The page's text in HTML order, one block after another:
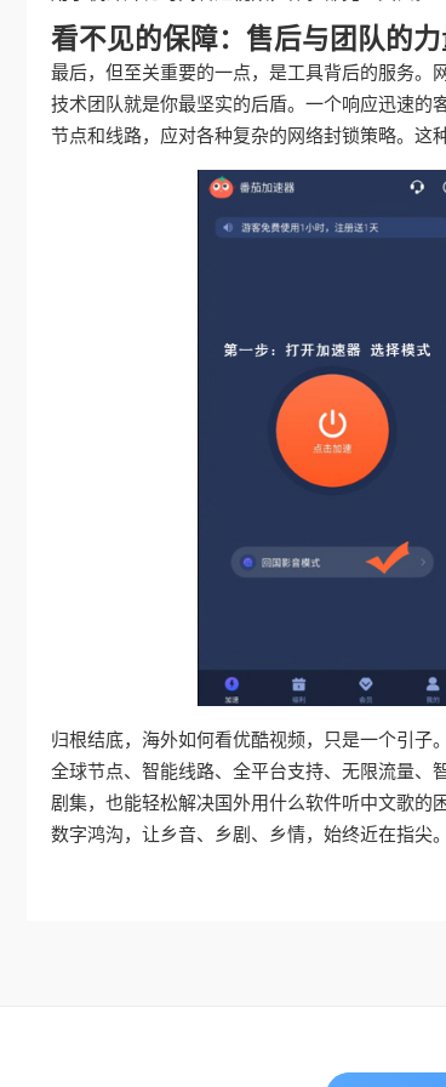
看不见的保障：售后与团队的
最后，但至关重要的一点，是工具背后的服务。
技术团队就是你最坚实的后盾。一个响应迅速的
节点和线路，应对各种复杂的网络封锁策略。这
归根结底，海外如何看优酷视频，只是一个引子
全球节点、智能线路、全平台支持、无限流量、
剧集，也能轻松解决国外用什么软件听中文歌的
数字鸿沟，让乡音、乡剧、乡情，始终近在指尖